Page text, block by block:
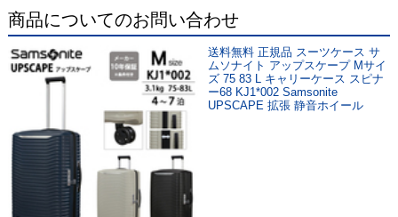
商品についてのお問い合わせ
送料無料 正規品 スーツケース サ
ムソナイト アップスケープ Mサイ
ズ 75 83 L キャリーケース スピナ
ー68 KJ1*002 Samsonite
UPSCAPE 拡張 静音ホイール